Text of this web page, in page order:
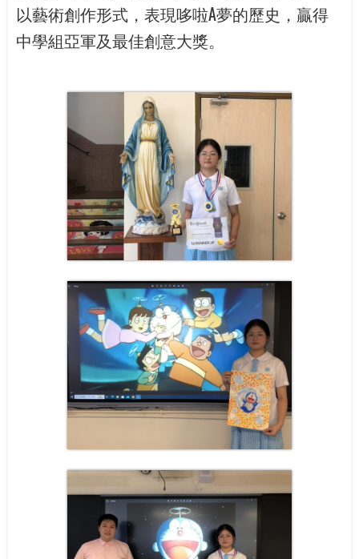
以藝術創作形式，表現哆啦A夢的歷史，贏得
中學組亞軍及最佳創意大獎。